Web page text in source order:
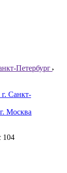
Петербург
Санкт-
Москва
104